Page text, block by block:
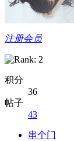
注册会员
积分
36
帖子
43
串个门